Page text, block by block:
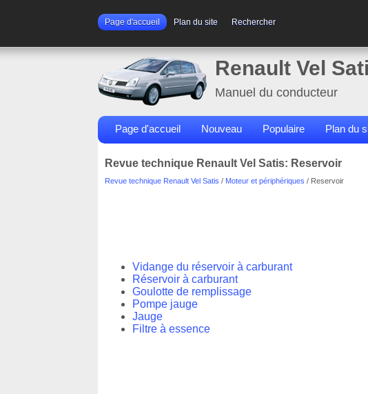
Page d'accueil Plan du site Rechercher
Renault Vel
Manuel du conducteur
Page d'accueil Nouveau Populaire Plan du
Revue technique Renault Vel Satis: Reservoir
Revue technique Renault Vel Satis / Moteur et périphériques / Reservoir
Vidange du réservoir à carburant
Réservoir à carburant
Goulotte de remplissage
Pompe jauge
Jauge
Filtre à essence